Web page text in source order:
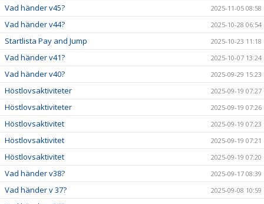
Vad händer v45? 2025-11-05 08:58
Vad händer v44? 2025-10-28 06:54
Startlista Pay and Jump 2025-10-23 11:18
Vad händer v41? 2025-10-07 13:24
Vad händer v40? 2025-09-29 15:23
Höstlovsaktiviteter 2025-09-19 07:27
Höstlovsaktiviteter 2025-09-19 07:26
Höstlovsaktivitet 2025-09-19 07:23
Höstlovsaktivitet 2025-09-19 07:21
Höstlovsaktivitet 2025-09-19 07:20
Vad händer v38? 2025-09-17 08:39
Vad händer v 37? 2025-09-08 10:59